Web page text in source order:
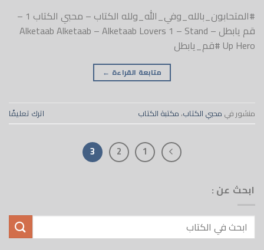
#المتحابون_بالله_وفي_الله_ولله الكتاب – محبي الكتاب 1 –
قم يابطل – Alketaab Alketaab – Alketaab Lovers 1 – Stand
Up Hero #قم_يابطل
متابعة القراءة ←
منشور في محبي الكتاب، مكتبة الكتاب اترك تعليقًا
1
2
3
ابحث عن :